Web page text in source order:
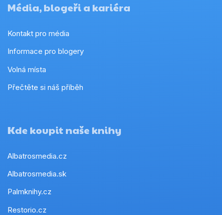
Média, blogeři a kariéra
Kontakt pro média
Informace pro blogery
Volná místa
Přečtěte si náš příběh
Kde koupit naše knihy
Albatrosmedia.cz
Albatrosmedia.sk
Palmknihy.cz
Restorio.cz